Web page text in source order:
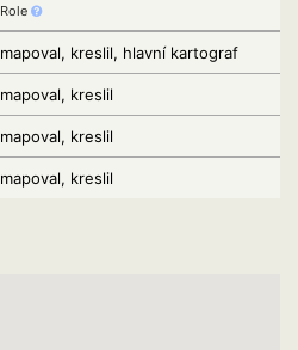
Role
mapoval, kreslil, hlavní kartograf
mapoval, kreslil
mapoval, kreslil
mapoval, kreslil